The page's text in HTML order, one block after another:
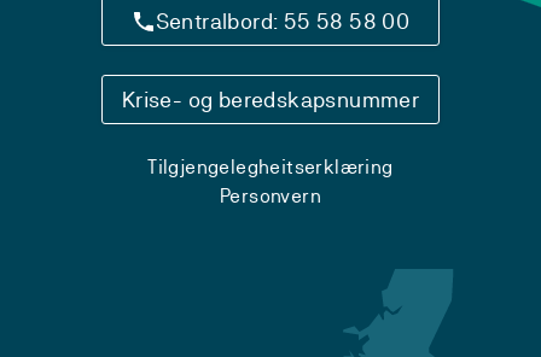
Sentralbord: 55 58 58 00
Krise- og beredskapsnummer
Tilgjengelegheitserklæring
Personvern